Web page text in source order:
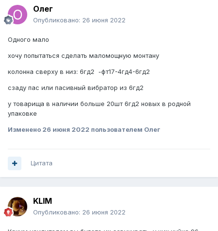
Олег
Опубликовано: 26 июня 2022
Одного мало
хочу попытаться сделать маломощную монтану
колонна сверху в низ: 6гд2 -фт17-4гд4-6гд2
сзаду пас или пасивный вибратор из 6гд2
у товарища в наличии больше 20шт 6гд2 новых в родной
упаковке
Изменено 26 июня 2022 пользователем Олег
Цитата
KLIM
Опубликовано: 26 июня 2022